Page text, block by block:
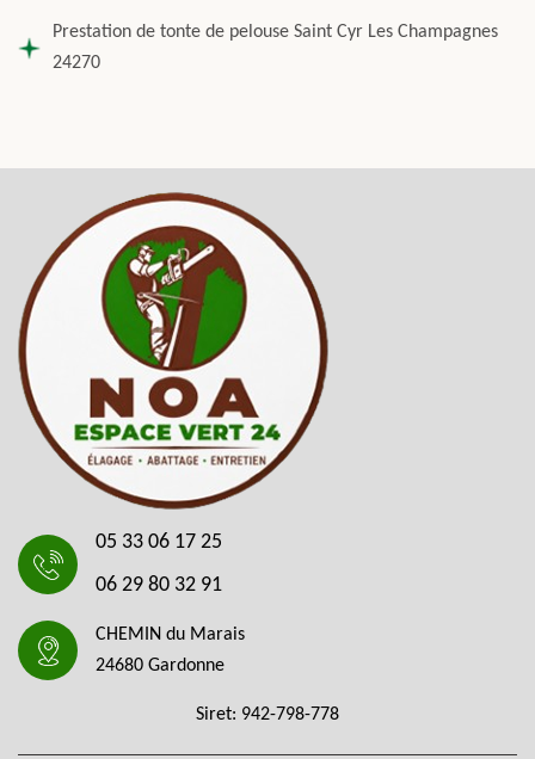
Prestation de tonte de pelouse Saint Cyr Les Champagnes
24270
05 33 06 17 25
06 29 80 32 91
CHEMIN du Marais
24680 Gardonne
Siret: 942-798-778